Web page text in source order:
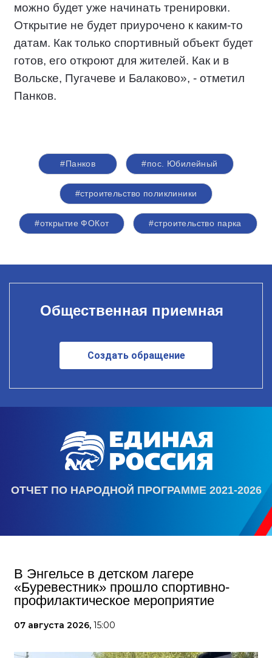
можно будет уже начинать тренировки.
Открытие не будет приурочено к каким-то
датам. Как только спортивный объект будет
готов, его откроют для жителей. Как и в
Вольске, Пугачеве и Балаково», - отметил
Панков.
#Панков #пос. Юбилейный
#строительство поликлиники
#открытие ФОКот #строительство парка
Общественная приемная
Создать обращение
ОТЧЕТ ПО НАРОДНОЙ ПРОГРАММЕ 2021-2026
В Энгельсе в детском лагере
«Буревестник» прошло спортивно-
профилактическое мероприятие
07 августа 2026, 15:00